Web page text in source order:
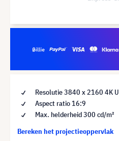
Resolutie 3840 x 2160 4K
Aspect ratio 16:9
Max. helderheid 300 cd/m²
Bereken het projectieoppervlak